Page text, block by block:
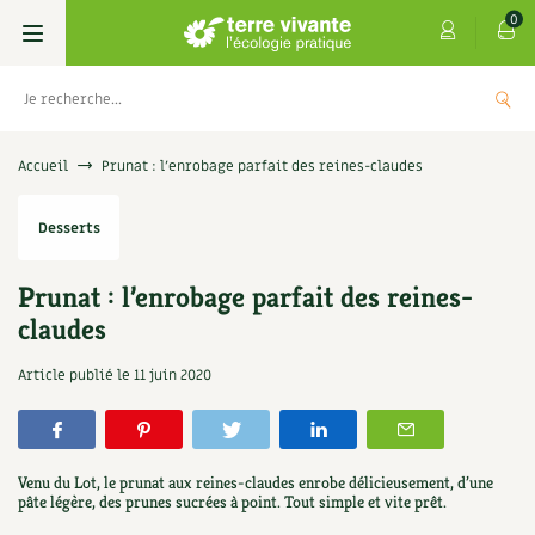
0
Livres
Permaculture, Jardin bio
Techniques de jardinage
Verger, arbres
Petit élevage
Aménagement jardin
Les 4 saisons
Se réabonner
Offrir un abonnement
Les numéros
4 saisons
Graines, semences
Aromatiques
Florales
Cartes cadeau
Visiter en famille, entre amis
Jardin bio
Parole libre
Accueil Prunat : l’enrobage parfait des reines-claudes
Desserts
Prunat : l’enrobage parfait des reines-
claudes
Article publié le 11 juin 2020
Venu du Lot, le prunat aux reines-claudes enrobe délicieusement, d’une
pâte légère, des prunes sucrées à point. Tout simple et vite prêt.
de Terre vivante : Les
qui soignent
AJOUTER